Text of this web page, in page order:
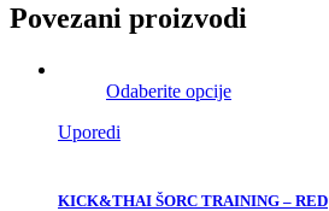
Povezani proizvodi
Odaberite opcije
Uporedi
KICK&THAI ŠORC TRAINING – RED